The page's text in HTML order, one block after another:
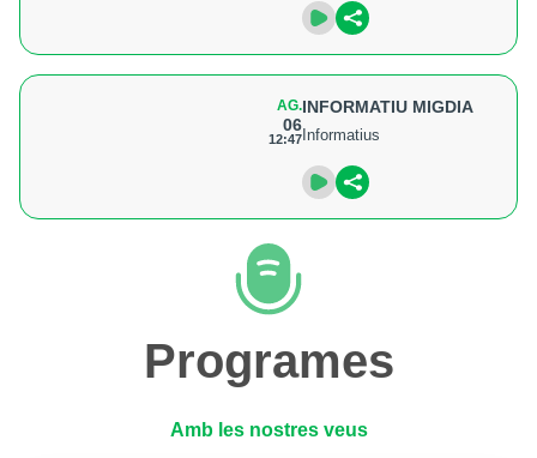
AG.
06
12:47
INFORMATIU MIGDIA
Informatius
Programes
Amb les nostres veus